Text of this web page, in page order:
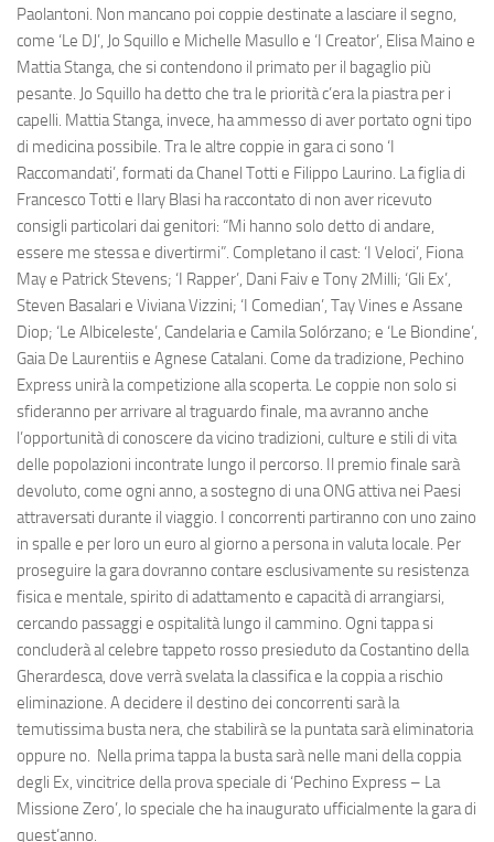
Paolantoni. Non mancano poi coppie destinate a lasciare il segno,
come ‘Le DJ’, Jo Squillo e Michelle Masullo e ‘I Creator’, Elisa Maino e
Mattia Stanga, che si contendono il primato per il bagaglio più
pesante. Jo Squillo ha detto che tra le priorità c’era la piastra per i
capelli. Mattia Stanga, invece, ha ammesso di aver portato ogni tipo
di medicina possibile. Tra le altre coppie in gara ci sono ‘I
Raccomandati’, formati da Chanel Totti e Filippo Laurino. La figlia di
Francesco Totti e Ilary Blasi ha raccontato di non aver ricevuto
consigli particolari dai genitori: “Mi hanno solo detto di andare,
essere me stessa e divertirmi”. Completano il cast: ‘I Veloci’, Fiona
May e Patrick Stevens; ‘I Rapper’, Dani Faiv e Tony 2Milli; ‘Gli Ex’,
Steven Basalari e Viviana Vizzini; ‘I Comedian’, Tay Vines e Assane
Diop; ‘Le Albiceleste’, Candelaria e Camila Solórzano; e ‘Le Biondine’,
Gaia De Laurentiis e Agnese Catalani. Come da tradizione, Pechino
Express unirà la competizione alla scoperta. Le coppie non solo si
sfideranno per arrivare al traguardo finale, ma avranno anche
l’opportunità di conoscere da vicino tradizioni, culture e stili di vita
delle popolazioni incontrate lungo il percorso. Il premio finale sarà
devoluto, come ogni anno, a sostegno di una ONG attiva nei Paesi
attraversati durante il viaggio. I concorrenti partiranno con uno zaino
in spalle e per loro un euro al giorno a persona in valuta locale. Per
proseguire la gara dovranno contare esclusivamente su resistenza
fisica e mentale, spirito di adattamento e capacità di arrangiarsi,
cercando passaggi e ospitalità lungo il cammino. Ogni tappa si
concluderà al celebre tappeto rosso presieduto da Costantino della
Gherardesca, dove verrà svelata la classifica e la coppia a rischio
eliminazione. A decidere il destino dei concorrenti sarà la
temutissima busta nera, che stabilirà se la puntata sarà eliminatoria
oppure no. Nella prima tappa la busta sarà nelle mani della coppia
degli Ex, vincitrice della prova speciale di ‘Pechino Express – La
Missione Zero’, lo speciale che ha inaugurato ufficialmente la gara di
quest’anno.